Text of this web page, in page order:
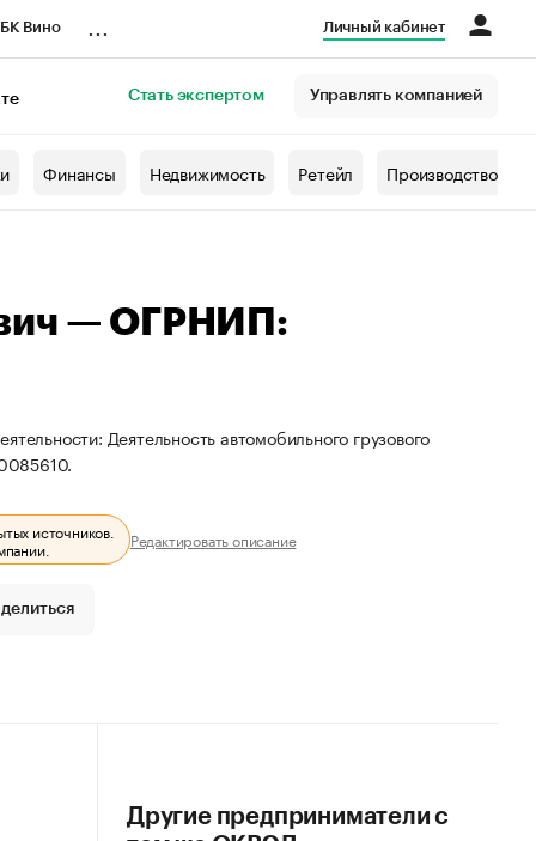
Вино Личный кабинет
Стать экспертом Управлять компанией
Финансы Недвижимость Ретейл Производство
— ОГРНИП:
Деятельность автомобильного грузового
источников.
Редактировать описание
Другие предприниматели с